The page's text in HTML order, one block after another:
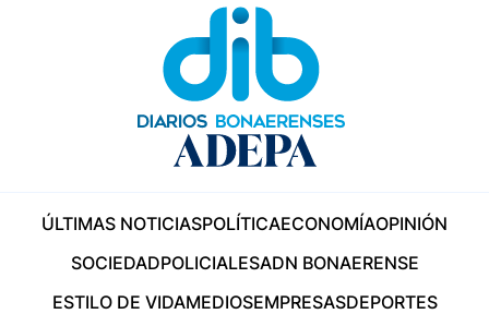
ÚLTIMAS NOTICIASPOLÍTICAECONOMÍAOPINIÓN
SOCIEDADPOLICIALESADN BONAERENSE
ESTILO DE VIDAMEDIOSEMPRESASDEPORTES